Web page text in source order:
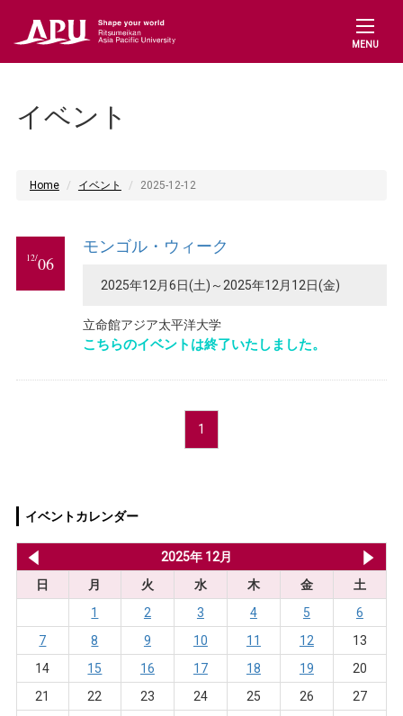
MENU
イベント
Home イベント 2025-12-12
12/06
モンゴル・ウィーク
2025年12月6日(土)～2025年12月12日(金)
立命館アジア太平洋大学
こちらのイベントは終了いたしました。
1
イベントカレンダー
2025年 12月
日
月 火 水 木 金
土
1
2 3 4 5
6
7
8 9 10 11 12
13
14
15 16 17 18 19
20
21
22 23 24 25 26
27